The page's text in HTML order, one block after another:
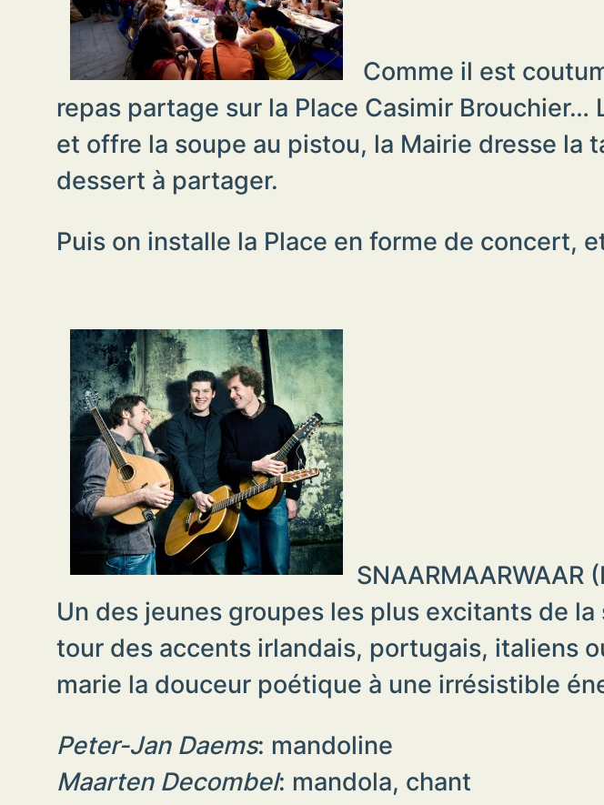
Comme il est
repas partage sur la Place Casimir
et offre la soupe au pistou, la Mairie dresse la
dessert à partager.
Puis on installe la Place en forme de concert,
SNAARMAARWAAR
Un des jeunes groupes les plus excitants de
tour des accents irlandais, portugais, italiens
marie la douceur poétique à une irrésistible
Peter-Jan Daems: mandoline
Maarten Decombel: mandola, chant